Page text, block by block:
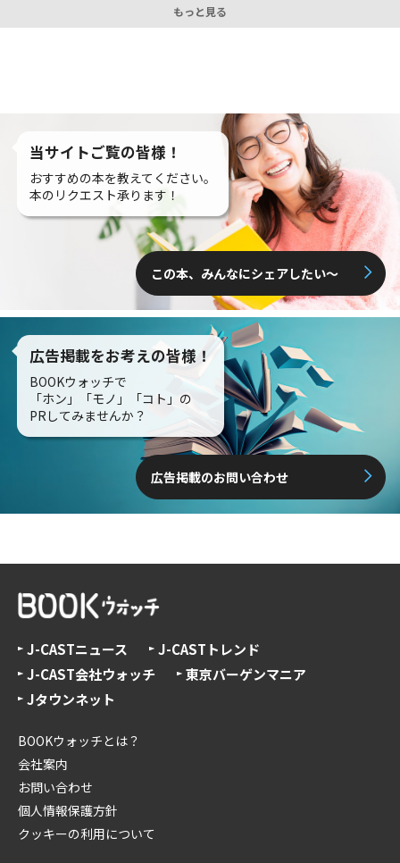
もっと見る
当サイトご覧の皆様！
おすすめの本を教えてください。
本のリクエスト承ります！
この本、みんなにシェアしたい〜
広告掲載をお考えの皆様！
BOOKウォッチで
「ホン」「モノ」「コト」の
PRしてみませんか？
広告掲載のお問い合わせ
J-CASTニュース
J-CASTトレンド
J-CAST会社ウォッチ
東京バーゲンマニア
Jタウンネット
BOOKウォッチとは？
会社案内
お問い合わせ
個人情報保護方針
クッキーの利用について